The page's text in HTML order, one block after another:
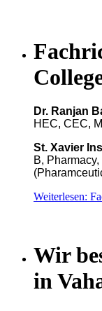
Dr. Ranjan
HEC, CEC,
St. Xavier
B,
Weiterlesen:
Wir
in